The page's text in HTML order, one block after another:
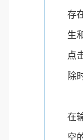
存
生
点
除
在
空